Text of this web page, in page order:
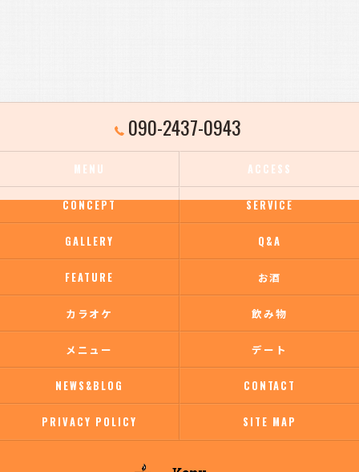
090-2437-0943
MENU ACCESS
CONCEPT SERVICE
GALLERY Q&A
FEATURE お酒
カラオケ 飲み物
メニュー デート
NEWS&BLOG CONTACT
PRIVACY POLICY SITE MAP